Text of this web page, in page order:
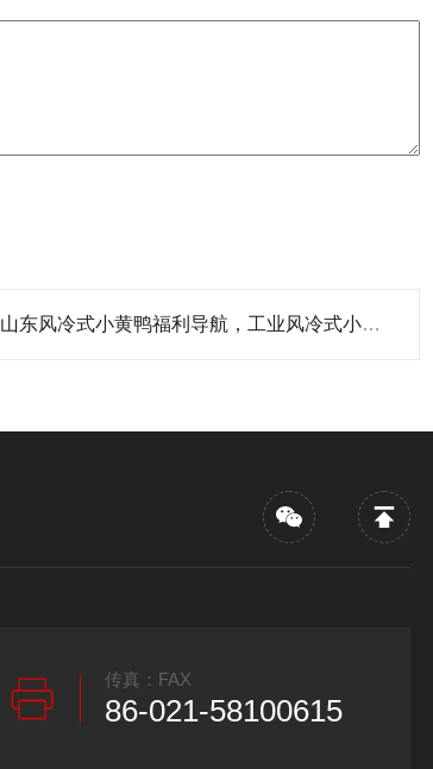
山东风冷式小黄鸭福利导航，工业风冷式小黄鸭福利导航组
传真：FAX
86-021-58100615